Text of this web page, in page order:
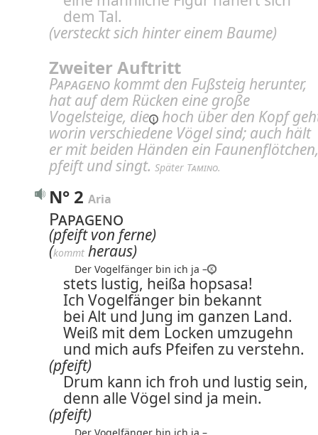
dem Tal.
(versteckt sich hinter einem Baume)
Zweiter Auftritt
Papagenokommt den Fußsteig herunter,
hat auf dem Rücken eine große
Vogelsteige, die
hoch über den Kopf
worin verschiedene Vögel sind; auch hält
er mit beiden Händen ein Faunenflötchen,
pfeift und singt. Später Tamino.
N° 2 Aria
Papageno
(pfeift von ferne)
(kommt heraus)
Der Vogelfänger bin ich ja –
stets lustig, heißa hopsasa!
Ich Vogelfänger bin bekannt
bei Alt und Jung im ganzen Land.
Weiß mit dem Locken umzugehn
und mich aufs Pfeifen zu verstehn.
(pfeift)
Drum kann ich froh und lustig sein,
denn alle Vögel sind ja mein.
(pfeift)